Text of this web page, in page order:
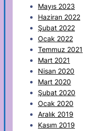
Mayıs 2023
Haziran 2022
Şubat 2022
Ocak 2022
Temmuz 2021
Mart 2021
Nisan 2020
Mart 2020
Şubat 2020
Ocak 2020
Aralık 2019
Kasım 2019